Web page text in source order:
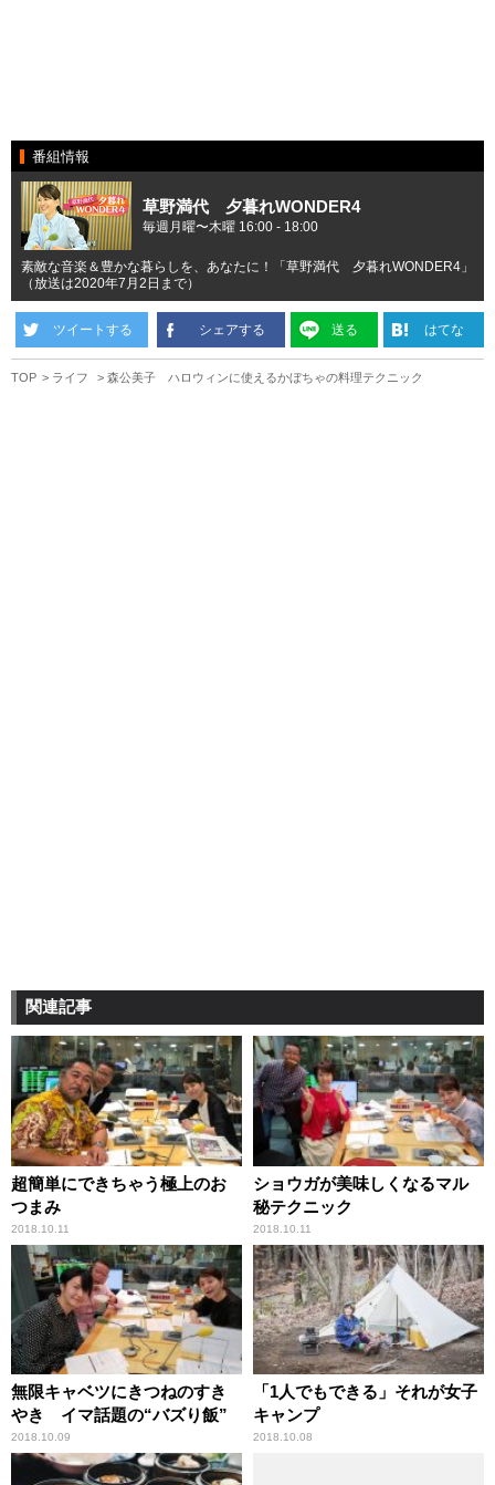
番組情報
草野満代 夕暮れWONDER4
毎週月曜〜木曜 16:00 - 18:00
素敵な音楽＆豊かな暮らしを、あなたに！「草野満代 夕暮れWONDER4」
（放送は2020年7月2日まで）
ツイートする シェアする 送る はてな
TOP ライフ 森公美子 ハロウィンに使えるかぼちゃの料理テクニック
関連記事
超簡単にできちゃう極上のお
つまみ
2018.10.11
ショウガが美味しくなるマル
秘テクニック
2018.10.11
無限キャベツにきつねのすき
やき イマ話題の“バズり飯”
2018.10.09
「1人でもできる」それが女子
キャンプ
2018.10.08